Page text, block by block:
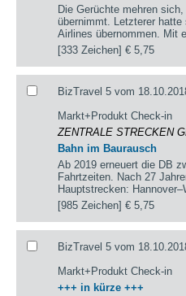
Die Gerüchte mehren
übernimmt. Letzterer
Airlines übernommen. Mit
[333 Zeichen]€ 5,75
BizTravel 5 vom
Markt+Produkt Check-in
ZENTRALE STRECKEN
Bahn im Baurausch
Ab 2019 erneuert die DB
Fahrtzeiten. Nach 27
Hauptstrecken:
[985 Zeichen]€ 5,75
BizTravel 5 vom
Markt+Produkt Check-in
+++ in kürze +++